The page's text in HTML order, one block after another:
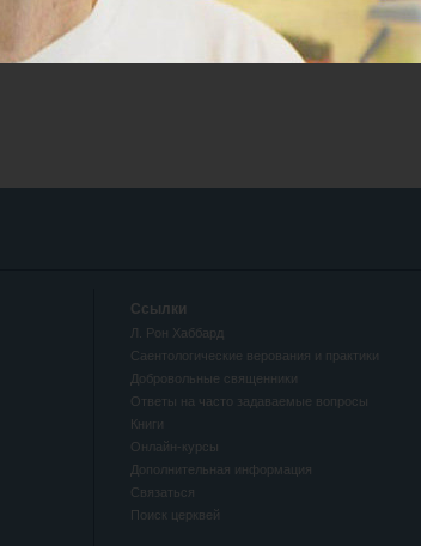
Ссылки
Л. Рон Хаббард
Саентологические верования и практики
Добровольные священники
Ответы на часто задаваемые вопросы
Книги
Онлайн-курсы
Дополнительная информация
Связаться
Поиск церквей